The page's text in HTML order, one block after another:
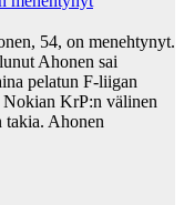
54, on menehtynyt.
Ahonen sai
pelatun F-liigan
KrP:n välinen
takia. Ahonen